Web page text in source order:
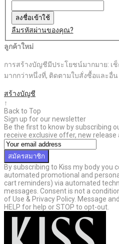
ลงชื่อเข้าใช้
ลืมรหัสผ่านของคุณ?
ลูกค้าใหม่
การสร้างบัญชีมีประโยชน์มากมาย: เช็
มากกว่าหนึ่งที่, ติดตามใบสั่งซื้อและอื่น
สร้างบัญชี
↑
Back to Top
Sign up for our newsletter
Be the first to know by subscribing
receive exclusive offer, new release
สมัครสมาชิก
By subscribing to Kiss my body you
automated promotional and
cart reminders) via automated
messages. Consent is not a
of Use & Privacy Policy. Message
HELP for help or STOP to opt-out.